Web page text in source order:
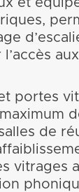
portes
de
vitrages